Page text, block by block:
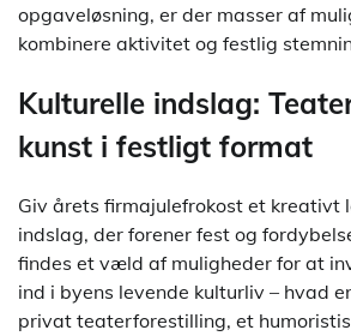
opgaveløsning, er der masser af
kombinere aktivitet og festlig
Kulturelle indslag:
kunst i festligt format
Giv årets firmajulefrokost et kreativt
indslag, der forener fest og
findes et væld af muligheder for at
ind i byens levende kulturliv – hvad
privat teaterforestilling, et